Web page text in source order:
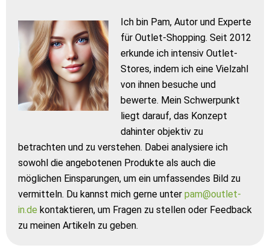
Ich bin Pam, Autor und Experte
für Outlet-Shopping. Seit 2012
erkunde ich intensiv Outlet-
Stores, indem ich eine Vielzahl
von ihnen besuche und
bewerte. Mein Schwerpunkt
liegt darauf, das Konzept
dahinter objektiv zu
betrachten und zu verstehen. Dabei analysiere ich
sowohl die angebotenen Produkte als auch die
möglichen Einsparungen, um ein umfassendes Bild zu
vermitteln. Du kannst mich gerne unter pam@outlet-
in.de kontaktieren, um Fragen zu stellen oder Feedback
zu meinen Artikeln zu geben.